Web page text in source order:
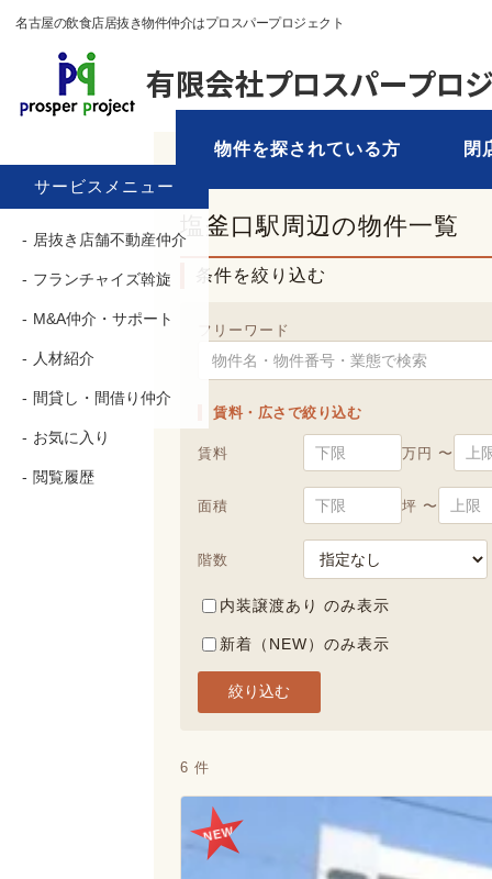
名古屋の飲食店居抜き物件仲介はプロスパープロジェクト
物件を探されている方 閉
塩釜口駅周辺の物件一覧
条件を絞り込む
フリーワード
賃料・広さで絞り込む
賃料 万円 〜
面積 坪 〜
階数
内装譲渡あり のみ表示
新着（NEW）のみ表示
絞り込む
6 件
NEW
サービスメニュー
居抜き店舗不動産仲介
フランチャイズ斡旋
M&A仲介・サポート
人材紹介
間貸し・間借り仲介
お気に入り
閲覧履歴